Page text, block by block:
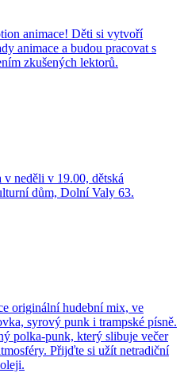
animace! Děti si vytvoří
animace a budou pracovat s
zkušených lektorů.
v neděli v 19.00, dětská
dům, Dolní Valy 63.
originální hudební mix, ve
syrový punk i trampské písně.
polka-punk, který slibuje večer
Přijďte si užít netradiční